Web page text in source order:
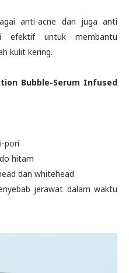
anti-acne dan juga anti
efektif untuk membantu
kulit kering.
Bubble-Serum Infused
pori
hitam
dan whitehead
jerawat dalam waktu